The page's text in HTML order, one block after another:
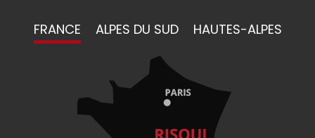
FRANCE ALPES DU SUD HAUTES-ALPES